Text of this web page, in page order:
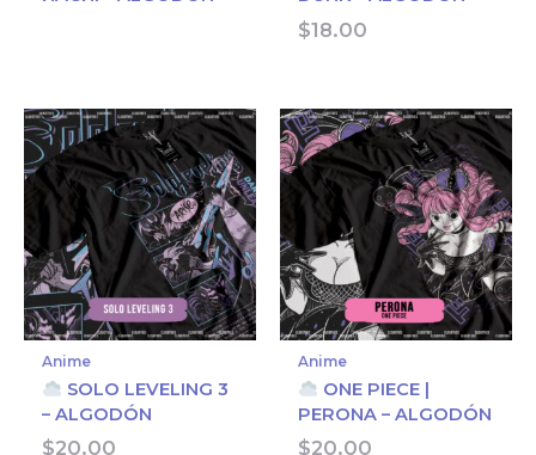
$18.00
Anime
SOLO LEVELING 3
– ALGODÓN
$20.00
Anime
ONE PIECE |
PERONA – ALGODÓN
$20.00